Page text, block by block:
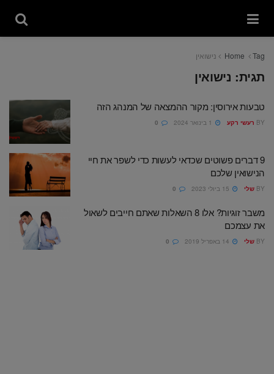
Home Tag נישואין
תגית: נישואין
טבעות אירוסין: מקור ההמצאה של המנהג הזה
BY רעשי רקע
9 דברים פשוטים שכדאי לעשות כדי לשפר את חיי
הנישואין שלכם
BY שלי
משבר זוגיות? אלו 8 השאלות שאתם חייבים לשאול
את עצמכם
BY שלי